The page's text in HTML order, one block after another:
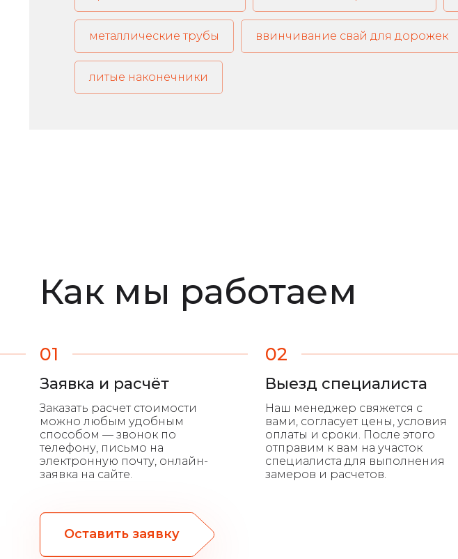
металлические трубы ввинчивание свай для дорожек
литые наконечники
Как мы работаем
01
Заявка и расчёт
Оставить заявку
02
Выезд специалиста